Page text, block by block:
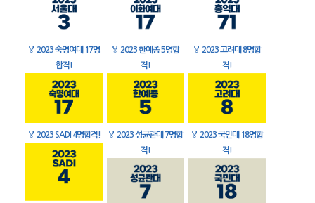
🏅 2023 숙명여대 17명
합격!
🏅 2023 한예종 5명합
격!
🏅 2023 고려대 8명합
격!
🏅 2023 SADI 4명합격! 🏅 2023 성균관대 7명합
격!
🏅 2023 국민대 18명합
격!